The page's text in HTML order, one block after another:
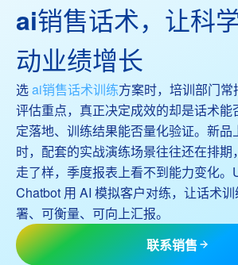
ai销售话术，让科
动业绩增长
选ai销售话术训练方案时，培训部门
评估重点，真正决定成效的却是话术能
定落地、训练结果能否量化验证。新品
时，配套的实战演练场景往往还在排
走了样，季度报表上看不到能力变化
Chatbot 用 AI 模拟客户对练，让话术
署、可衡量、可向上汇报。
联系销售